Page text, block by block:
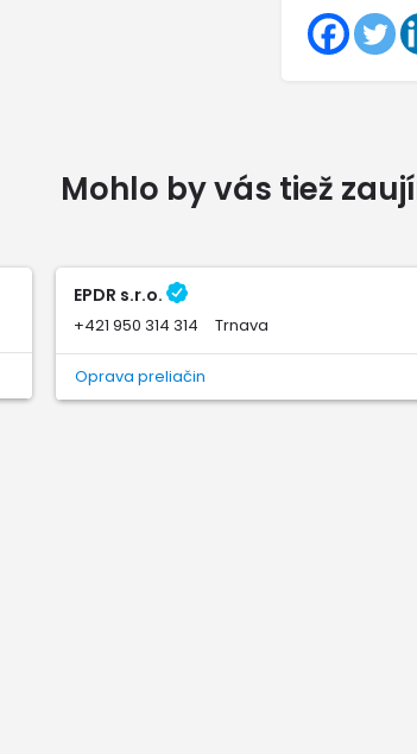
Mohlo by vás tiež
EPDR s.r.o.
+421 950 314 314 Trnava
Oprava preliačin